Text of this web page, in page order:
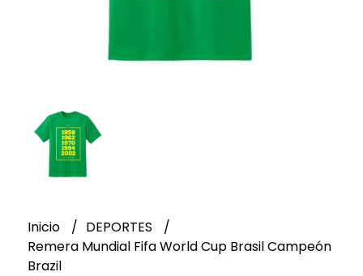
Inicio
DEPORTES
Remera Mundial Fifa World Cup Brasil Campeón
Brazil